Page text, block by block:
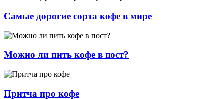
Самые дорогие сорта кофе в мире
Можно ли пить кофе в пост?
Притча про кофе